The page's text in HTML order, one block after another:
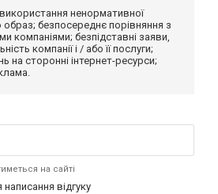
використання ненормативної
образ; безпосереднє порівняння з
компаніями; безпідставні заяви,
компанії і / або її послуги;
на сторонні інтернет-ресурси;
на сайті
написання відгуку